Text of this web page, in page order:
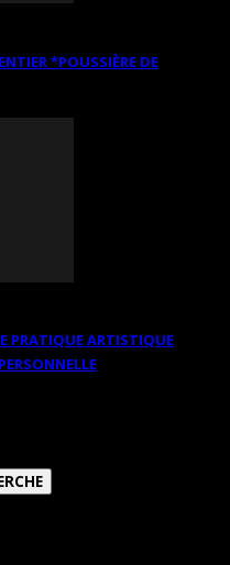
*POUSSIÈRE DE
PRATIQUE ARTISTIQUE